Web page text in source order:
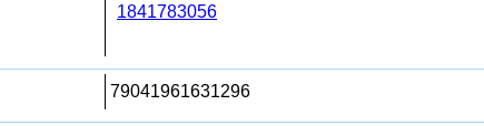
1841783056
79041961631296